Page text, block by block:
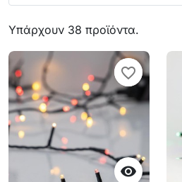
Υπάρχουν 38 προϊόντα.

favorite_border
favorite_border